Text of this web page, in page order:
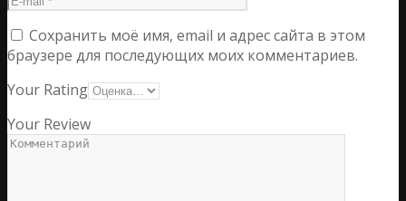
Сохранить моё имя, email и адрес сайта в этом
браузере для последующих моих комментариев.
Your Rating
Your Review